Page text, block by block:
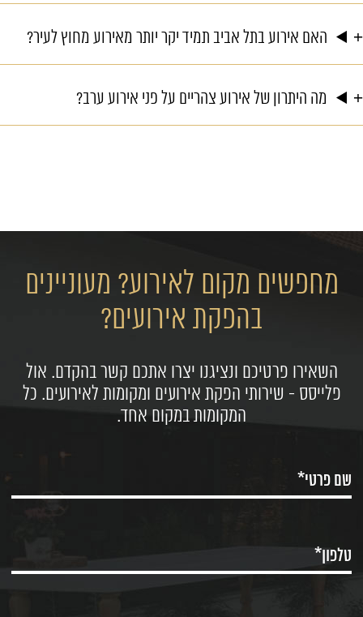
האם אירוע בתל אביב תמיד יקר יותר מאירוע מחוץ לעיר?
מה היתרון של אירוע צהריים על פני אירוע ערב?
מחפשים מקום לאירוע? מעוניינים
בהפקת אירועים?
השאירו פרטיכם ונציגנו יצרו אתכם קשר בהקדם. אול
פלייסס - שירותי הפקת אירועים ומקומות לאירועים. כל
המקומות במקום אחד.